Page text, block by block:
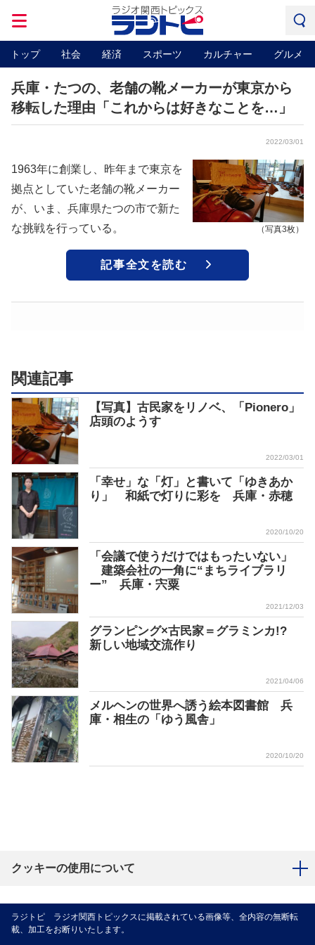
トップ 社会 経済 スポーツ カルチャー グルメ
兵庫・たつの、老舗の靴メーカーが東京から
移転した理由「これからは好きなことを…」
2022/03/01
（写真3枚）
1963年に創業し、昨年まで東京を
拠点としていた老舗の靴メーカー
が、いま、兵庫県たつの市で新た
な挑戦を行っている。
記事全文を読む
関連記事
【写真】古民家をリノベ、「Pionero」
店頭のようす
2022/03/01
「幸せ」な「灯」と書いて「ゆきあか
り」 和紙で灯りに彩を 兵庫・赤穂
2020/10/20
「会議で使うだけではもったいない」
建築会社の一角に“まちライブラリ
ー” 兵庫・宍粟
2021/12/03
グランピング×古民家＝グラミンカ!?
新しい地域交流作り
2021/04/06
メルヘンの世界へ誘う絵本図書館 兵
庫・相生の「ゆう風舎」
2020/10/20
クッキーの使用について
ラジトピ ラジオ関西トピックスに掲載されている画像等、全内容の無断転
載、加工をお断りいたします。